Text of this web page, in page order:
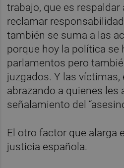
trabajo, que es
reclamar
también se suma a las
porque hoy la política se
parlamentos pero
juzgados. Y las víctimas,
abrazando a quienes les
señalamiento del
El otro factor que alarga
justicia española.